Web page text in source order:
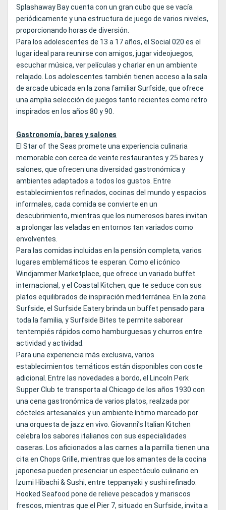
Splashaway Bay cuenta con un gran cubo que se vacía
periódicamente y una estructura de juego de varios niveles,
proporcionando horas de diversión.
Para los adolescentes de 13 a 17 años, el Social 020 es el
lugar ideal para reunirse con amigos, jugar videojuegos,
escuchar música, ver películas y charlar en un ambiente
relajado. Los adolescentes también tienen acceso a la sala
de arcade ubicada en la zona familiar Surfside, que ofrece
una amplia selección de juegos tanto recientes como retro
inspirados en los años 80 y 90.
Gastronomía, bares y salones
El Star of the Seas promete una experiencia culinaria
memorable con cerca de veinte restaurantes y 25 bares y
salones, que ofrecen una diversidad gastronómica y
ambientes adaptados a todos los gustos. Entre
establecimientos refinados, cocinas del mundo y espacios
informales, cada comida se convierte en un
descubrimiento, mientras que los numerosos bares invitan
a prolongar las veladas en entornos tan variados como
envolventes.
Para las comidas incluidas en la pensión completa, varios
lugares emblemáticos te esperan. Como el icónico
Windjammer Marketplace, que ofrece un variado buffet
internacional, y el Coastal Kitchen, que te seduce con sus
platos equilibrados de inspiración mediterránea. En la zona
Surfside, el Surfside Eatery brinda un buffet pensado para
toda la familia, y Surfside Bites te permite saborear
tentempiés rápidos como hamburguesas y churros entre
actividad y actividad.
Para una experiencia más exclusiva, varios
establecimientos temáticos están disponibles con coste
adicional. Entre las novedades a bordo, el Lincoln Perk
Supper Club te transporta al Chicago de los años 1930 con
una cena gastronómica de varios platos, realzada por
cócteles artesanales y un ambiente íntimo marcado por
una orquesta de jazz en vivo. Giovanni’s Italian Kitchen
celebra los sabores italianos con sus especialidades
caseras. Los aficionados a las carnes a la parrilla tienen una
cita en Chops Grille, mientras que los amantes de la cocina
japonesa pueden presenciar un espectáculo culinario en
Izumi Hibachi & Sushi, entre teppanyaki y sushi refinado.
Hooked Seafood pone de relieve pescados y mariscos
frescos, mientras que el Pier 7, situado en Surfside, invita a